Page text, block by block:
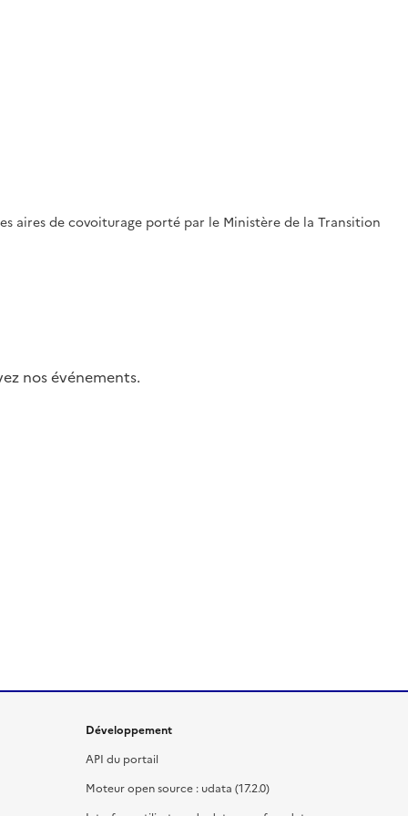
aires de covoiturage porté par le Ministère de la Transition
nos événements.
Développement
API du portail
Moteur open source : udata (17.2.0)